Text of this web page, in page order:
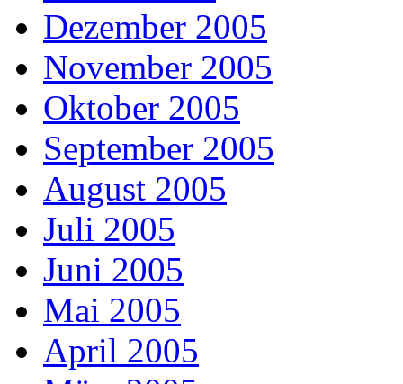
Dezember 2005
November 2005
Oktober 2005
September 2005
August 2005
Juli 2005
Juni 2005
Mai 2005
April 2005